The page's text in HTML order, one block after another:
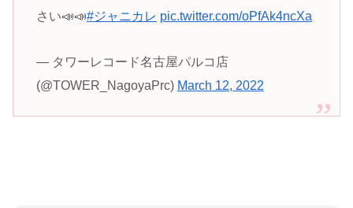
さい📣📣#ジャニカレ pic.twitter.com/oPfAk4ncXa
— タワーレコード名古屋パルコ店
(@TOWER_NagoyaPrc) March 12, 2022